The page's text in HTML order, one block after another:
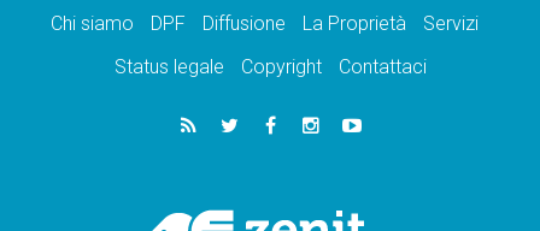
Chi siamo DPF Diffusione La Proprietà
Servizi
Status legale
Copyright Contattaci